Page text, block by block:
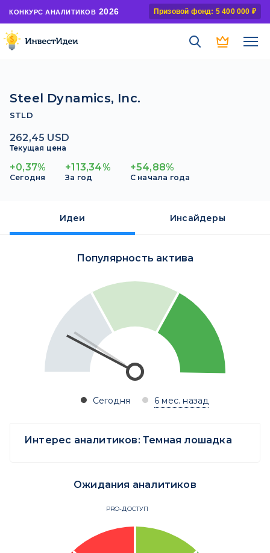
КОНКУРС АНАЛИТИКОВ 2026 Призовой фонд: 5 400 000 ₽
Steel Dynamics, Inc.
STLD
262,45 USD
Текущая цена
+0,37%
Сегодня
+113,34%
За год
+54,88%
С начала года
Идеи Инсайдеры
Популярность актива
Сегодня 6 мес. назад
Интерес аналитиков: Темная лошадка
Ожидания аналитиков
PRO-ДОСТУП